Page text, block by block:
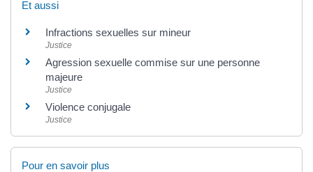
Et aussi
Infractions sexuelles sur mineur
Justice
Agression sexuelle commise sur une personne
majeure
Justice
Violence conjugale
Justice
Pour en savoir plus